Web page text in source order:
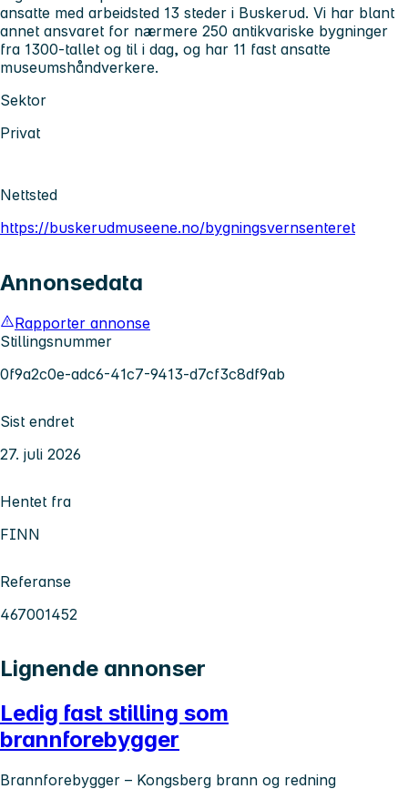
ansatte med arbeidsted 13 steder i Buskerud. Vi har blant
annet ansvaret for nærmere 250 antikvariske bygninger
fra 1300-tallet og til i dag, og har 11 fast ansatte
museumshåndverkere.
Sektor
Privat
Nettsted
https://buskerudmuseene.no/bygningsvernsenteret
Annonsedata
Rapporter annonse
Stillingsnummer
0f9a2c0e-adc6-41c7-9413-d7cf3c8df9ab
Sist endret
27. juli 2026
Hentet fra
FINN
Referanse
467001452
Lignende annonser
Ledig fast stilling som
brannforebygger
Brannforebygger – Kongsberg brann og redning